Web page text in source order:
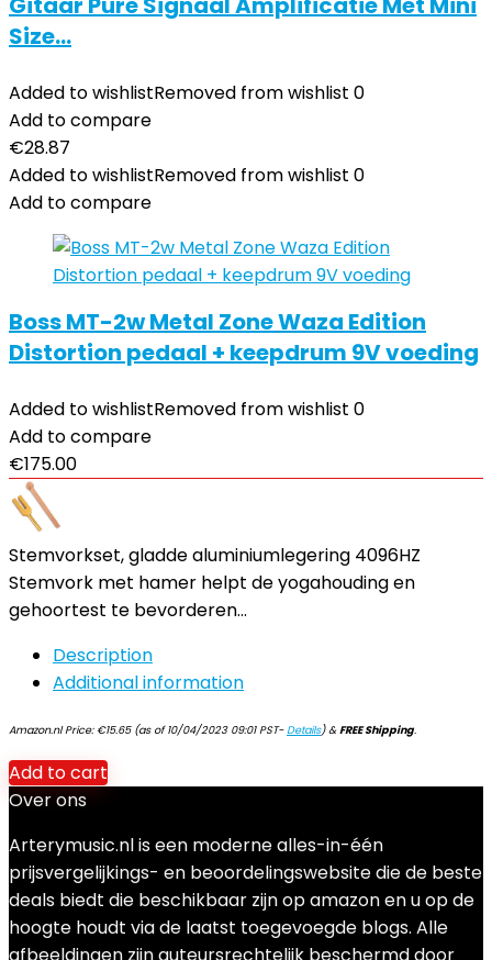
Size…
Added to wishlistRemoved from wishlist 0
Add to compare
€28.87
Added to wishlistRemoved from wishlist 0
Add to compare
Boss MT-2w Metal Zone Waza Edition
Distortion pedaal + keepdrum 9V voeding
Added to wishlistRemoved from wishlist 0
Add to compare
€175.00
Stemvorkset, gladde aluminiumlegering 4096HZ
Stemvork met hamer helpt de yogahouding en
gehoortest te bevorderen…
Description
Additional information
Amazon.nl Price: €15.65(as of 10/04/2023 09:01 PST-Details)&FREE Shipping.
Add to cart
Over ons
Arterymusic.nl is een moderne alles-in-één
prijsvergelijkings- en beoordelingswebsite die de beste
deals biedt die beschikbaar zijn op amazon en u op de
hoogte houdt via de laatst toegevoegde blogs. Alle